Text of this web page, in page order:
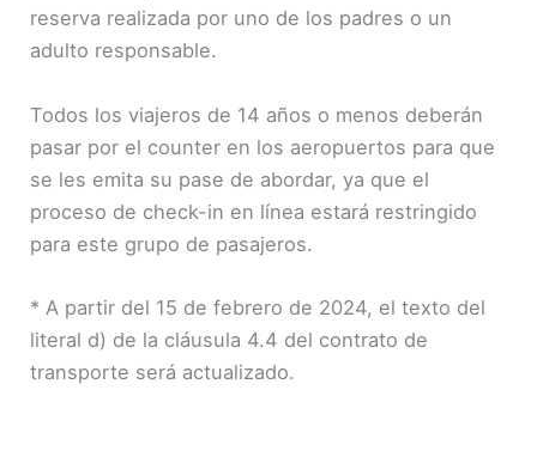
reserva realizada por uno de los padres o un
adulto responsable.
Todos los viajeros de 14 años o menos deberán
pasar por el counter en los aeropuertos para que
se les emita su pase de abordar, ya que el
proceso de check-in en línea estará restringido
para este grupo de pasajeros.
* A partir del 15 de febrero de 2024, el texto del
literal d) de la cláusula 4.4 del contrato de
transporte será actualizado.